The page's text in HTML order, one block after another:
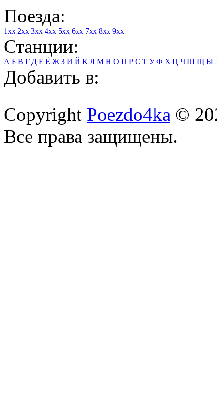
Поезда:
1xx 2xx 3xx 4xx 5xx 6xx 7xx 8xx 9xx
Станции:
А Б В Г Д Е Ё Ж З И Й К Л М Н О П Р С Т У Ф Х Ц Ч Ш Щ Ы
Добавить в:
Copyright Poezdo4ka ©
Все права защищены.